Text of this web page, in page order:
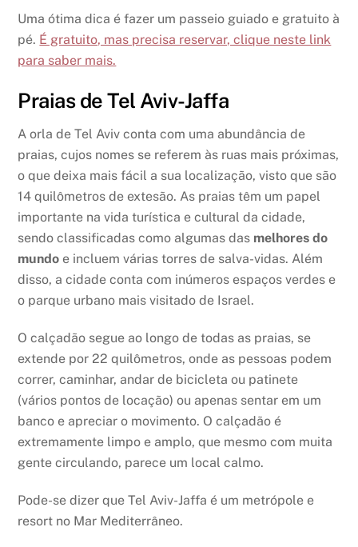
Uma ótima dica é fazer um passeio guiado e gratuito à
pé. É gratuito, mas precisa reservar, clique neste link
para saber mais.
Praias de Tel Aviv-Jaffa
A orla de Tel Aviv conta com uma abundância de
praias, cujos nomes se referem às ruas mais próximas,
o que deixa mais fácil a sua localização, visto que são
14 quilômetros de extesão. As praias têm um papel
importante na vida turística e cultural da cidade,
sendo classificadas como algumas das melhores do
mundo e incluem várias torres de salva-vidas. Além
disso, a cidade conta com inúmeros espaços verdes e
o parque urbano mais visitado de Israel.
O calçadão segue ao longo de todas as praias, se
extende por 22 quilômetros, onde as pessoas podem
correr, caminhar, andar de bicicleta ou patinete
(vários pontos de locação) ou apenas sentar em um
banco e apreciar o movimento. O calçadão é
extremamente limpo e amplo, que mesmo com muita
gente circulando, parece um local calmo.
Pode-se dizer que Tel Aviv-Jaffa é um metrópole e
resort no Mar Mediterrâneo.